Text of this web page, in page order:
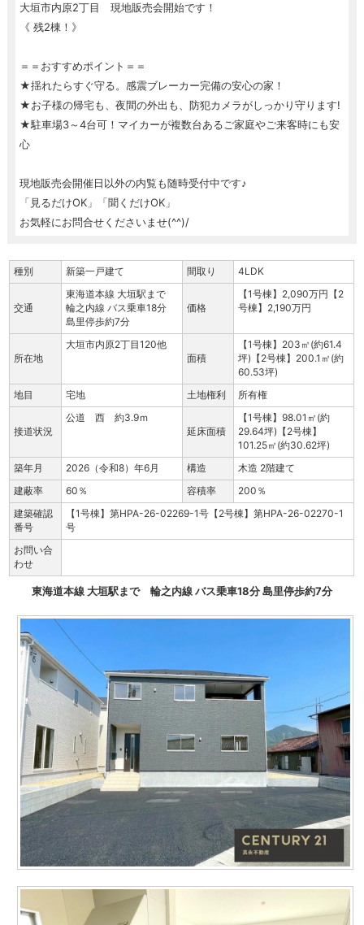
大垣市内原2丁目 現地販売会開始です！
《 残2棟！》
＝＝おすすめポイント＝＝
★揺れたらすぐ守る。感震ブレーカー完備の安心の家！
★お子様の帰宅も、夜間の外出も、防犯カメラがしっかり守ります!
★駐車場3～4台可！マイカーが複数台あるご家庭やご来客時にも安
心
現地販売会開催日以外の内覧も随時受付中です♪
「見るだけOK」「聞くだけOK」
お気軽にお問合せくださいませ(^^)/
種別 新築一戸建て 間取り 4LDK
交通
東海道本線 大垣駅まで
輪之内線 バス乗車18分
島里停歩約7分
価格
【1号棟】2,090万円【2
号棟】2,190万円
所在地
大垣市内原2丁目120他
面積
【1号棟】203㎡(約61.4
坪)【2号棟】200.1㎡(約
60.53坪)
地目
宅地 土地権利 所有権
接道状況
公道 西 約3.9ｍ
延床面積
【1号棟】98.01㎡(約
29.64坪)【2号棟】
101.25㎡(約30.62坪)
築年月
2026（令和8）年6月 構造
木造 2階建て
建蔽率
60％ 容積率
200％
建築確認
番号
【1号棟】第HPA-26-02269-1号【2号棟】第HPA-26-02270-1
号
お問い合
わせ
東海道本線 大垣駅まで 輪之内線 バス乗車18分 島里停歩約7分